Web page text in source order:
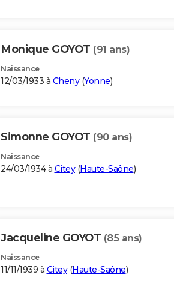
Monique GOYOT (91 ans)
Naissance
12/03/1933 à Cheny(Yonne)
Simonne GOYOT (90 ans)
Naissance
24/03/1934 à Citey(Haute-Saône)
Jacqueline GOYOT (85 ans)
Naissance
11/11/1939 à Citey(Haute-Saône)